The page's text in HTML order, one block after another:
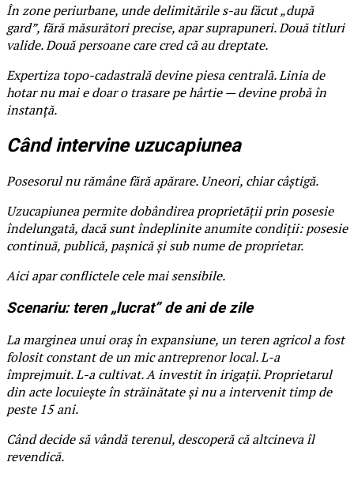
În zone periurbane, unde delimitările s-au făcut „după
gard”, fără măsurători precise, apar suprapuneri. Două titluri
valide. Două persoane care cred că au dreptate.
Expertiza topo-cadastrală devine piesa centrală. Linia de
hotar nu mai e doar o trasare pe hârtie — devine probă în
instanță.
Când intervine uzucapiunea
Posesorul nu rămâne fără apărare. Uneori, chiar câștigă.
Uzucapiunea permite dobândirea proprietății prin posesie
îndelungată, dacă sunt îndeplinite anumite condiții: posesie
continuă, publică, pașnică și sub nume de proprietar.
Aici apar conflictele cele mai sensibile.
Scenariu: teren „lucrat” de ani de zile
La marginea unui oraș în expansiune, un teren agricol a fost
folosit constant de un mic antreprenor local. L-a
împrejmuit. L-a cultivat. A investit în irigații. Proprietarul
din acte locuiește în străinătate și nu a intervenit timp de
peste 15 ani.
Când decide să vândă terenul, descoperă că altcineva îl
revendică.